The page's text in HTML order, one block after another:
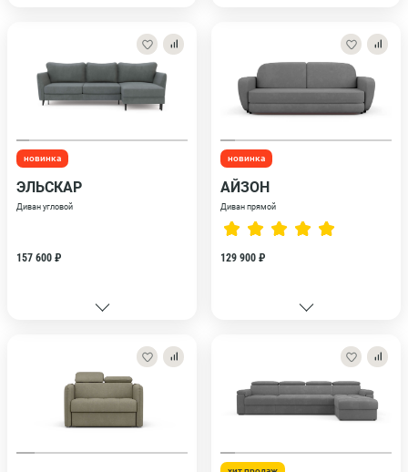
новинка
ЭЛЬСКАР
Диван угловой
157 600 ₽
новинка
АЙЗОН
Диван прямой
129 900 ₽